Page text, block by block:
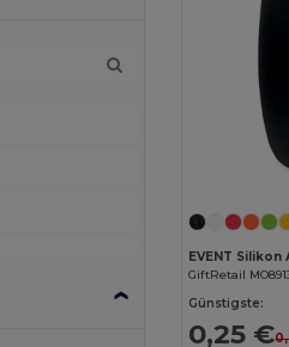
EVENT Silikon
GiftRetail
Günstigste:
0,25 €